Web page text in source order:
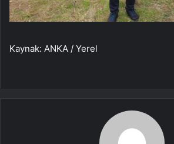
Kaynak: ANKA / Yerel